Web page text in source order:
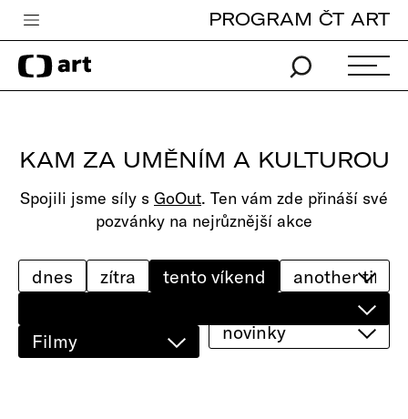
Česká televize
Zpravodajství
iVysílání
TV program
edu
PROGRAM ČT ART
KAM ZA UMĚNÍM A KULTUROU
Spojili jsme síly s GoOut. Ten vám zde přináší své
pozvánky na nejrůznější akce
Filmy
dnes zítra tento víkend
novinky